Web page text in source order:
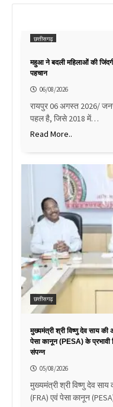
छत्तीसगढ़
महुआ ने बदली महिलाओं की
पहचान
06/08/2026
रायपुर 06 अगस्त 2026/
पहल है, जिसे 2018 में…
Read More..
छत्तीसगढ़
मुख्यमंत्री श्री विष्णु देव साय
पेसा कानून (PESA) के प्रभावी
संपन्न
05/08/2026
मुख्यमंत्री श्री विष्णु देव
(FRA) एवं पेसा कानून